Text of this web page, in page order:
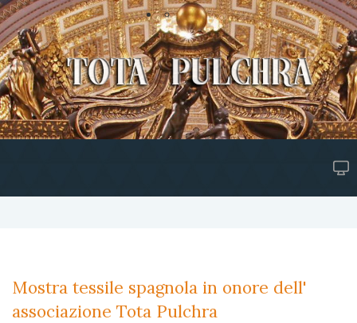
Mostra tessile spagnola in onore dell'
associazione Tota Pulchra